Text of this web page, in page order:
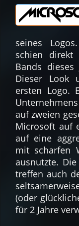
seines
schien
Bands
Dieser Look
ersten Logo.
auf zweien
Micro­soft auf
auf eine
mit schar­fen
aus­nutzte.
tref­fen auch
(oder
für 2 Jahre